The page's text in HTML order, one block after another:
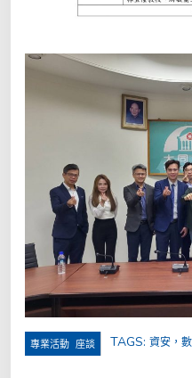
專業活動 座談 TAGS: 資安，